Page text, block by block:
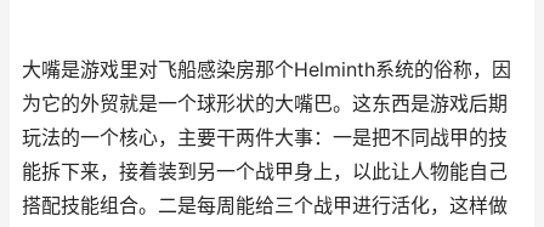
大嘴是游戏里对飞船感染房那个Helminth系统的俗称，因
为它的外贸就是一个球形状的大嘴巴。这东西是游戏后期
玩法的一个核心，主要干两件大事：一是把不同战甲的技
能拆下来，接着装到另一个战甲身上，以此让人物能自己
搭配技能组合。二是每周能给三个战甲进行活化，这样做